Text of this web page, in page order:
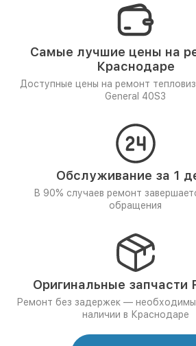
Самые лучшие цены на
Краснодаре
Доступные цены на ремонт
General 40S3
Обслуживание за 1
В 90% случаев ремонт
обращения
Оригинальные запчасти
Ремонт без задержек —
наличии в Краснодаре